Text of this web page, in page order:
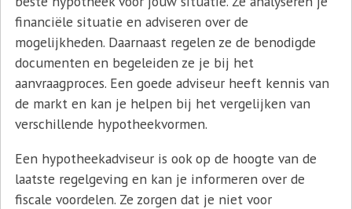
financiële situatie en adviseren over de
mogelijkheden. Daarnaast regelen ze de benodigde
documenten en begeleiden ze je bij het
aanvraagproces. Een goede adviseur heeft kennis van
de markt en kan je helpen bij het vergelijken van
verschillende hypotheekvormen.
Een hypotheekadviseur is ook op de hoogte van de
laatste regelgeving en kan je informeren over de
fiscale voordelen. Ze zorgen dat je niet voor